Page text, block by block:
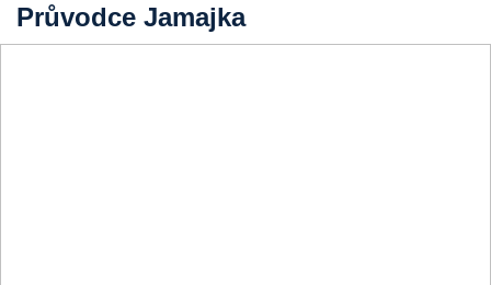
Průvodce Jamajka